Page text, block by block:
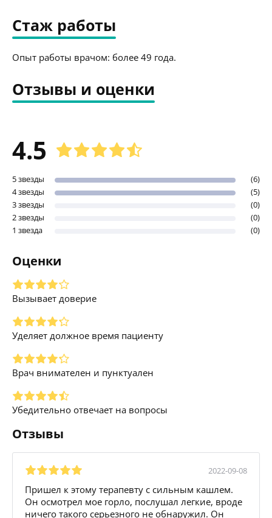
Стаж работы
Опыт работы врачом: более 49 года.
Отзывы и оценки
4.5
5 звезды
(6)
4 звезды
(5)
3 звезды
(0)
2 звезды
(0)
1 звезда
(0)
Оценки
Вызывает доверие
Уделяет должное время пациенту
Врач внимателен и пунктуален
Убедительно отвечает на вопросы
Отзывы
2022-09-08
Пришел к этому терапевту с сильным кашлем.
Он осмотрел мое горло, послушал легкие, вроде
ничего такого серьезного не обнаружил. Он